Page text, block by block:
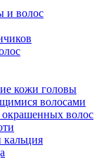
и волос
кожи головы
волосами
окрашенных волос